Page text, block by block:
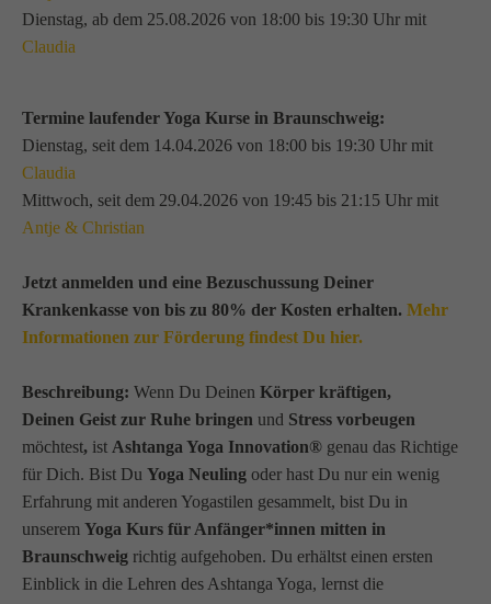
Dienstag, ab dem 25.08.2026 von 18:00 bis 19:30 Uhr mit
Claudia
Termine laufender Yoga Kurse in Braunschweig:
Dienstag, seit dem 14.04.2026 von 18:00 bis 19:30 Uhr mit
Claudia
Mittwoch, seit dem 29.04.2026 von 19:45 bis 21:15 Uhr mit
Antje & Christian
Jetzt anmelden und eine Bezuschussung Deiner
Krankenkasse von bis zu 80% der Kosten erhalten.Mehr
Informationen zur Förderung findest Du hier.
Beschreibung: Wenn Du DeinenKörper kräftigen,
Deinen Geist zur Ruhe bringen und Stress vorbeugen
möchtest, ist Ashtanga Yoga Innovation® genau das Richtige
für Dich. Bist DuYoga Neuling oder hast Du nur ein wenig
Erfahrung mit anderen Yogastilen gesammelt, bist Du in
unseremYoga Kurs für Anfänger*innen mitten in
Braunschweig richtig aufgehoben. Du erhältst einen ersten
Einblick in die Lehren des Ashtanga Yoga, lernst die